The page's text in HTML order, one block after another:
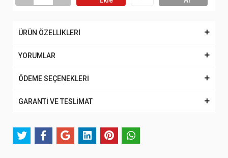
ÜRÜN ÖZELLİKLERİ
YORUMLAR
ÖDEME SEÇENEKLERİ
GARANTİ VE TESLİMAT